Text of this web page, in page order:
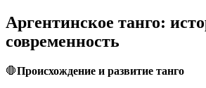
Аргентинское танго:
современность
🛑Происхождение и развитие танго